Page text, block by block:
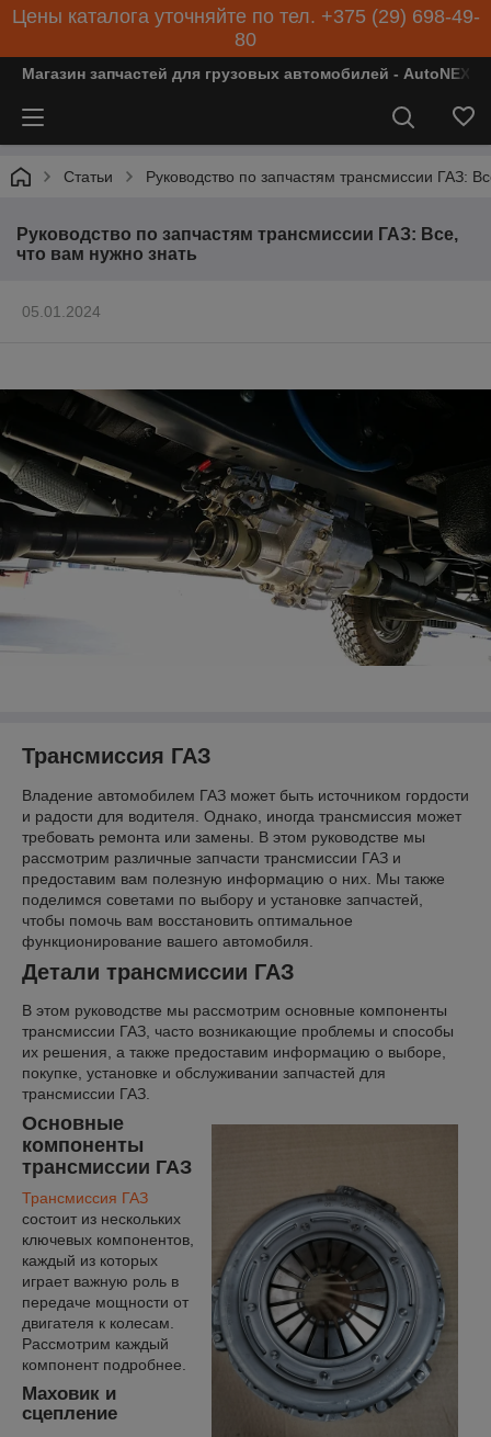
Цены каталога уточняйте по тел. +375 (29) 698-49-
80
Магазин запчастей для грузовых автомобилей - AutoNEXT
Статьи Руководство по запчастям трансмиссии ГАЗ:
Руководство по запчастям трансмиссии ГАЗ: Все,
что вам нужно знать
05.01.2024
Трансмиссия ГАЗ
Владение автомобилем ГАЗ может быть источником гордости
и радости для водителя. Однако, иногда трансмиссия может
требовать ремонта или замены. В этом руководстве мы
рассмотрим различные запчасти трансмиссии ГАЗ и
предоставим вам полезную информацию о них. Мы также
поделимся советами по выбору и установке запчастей,
чтобы помочь вам восстановить оптимальное
функционирование вашего автомобиля.
Детали трансмиссии ГАЗ
В этом руководстве мы рассмотрим основные компоненты
трансмиссии ГАЗ, часто возникающие проблемы и способы
их решения, а также предоставим информацию о выборе,
покупке, установке и обслуживании запчастей для
трансмиссии ГАЗ.
Основные
компоненты
трансмиссии ГАЗ
Трансмиссия ГАЗ
состоит из нескольких
ключевых компонентов,
каждый из которых
играет важную роль в
передаче мощности от
двигателя к колесам.
Рассмотрим каждый
компонент подробнее.
Маховик и
сцепление